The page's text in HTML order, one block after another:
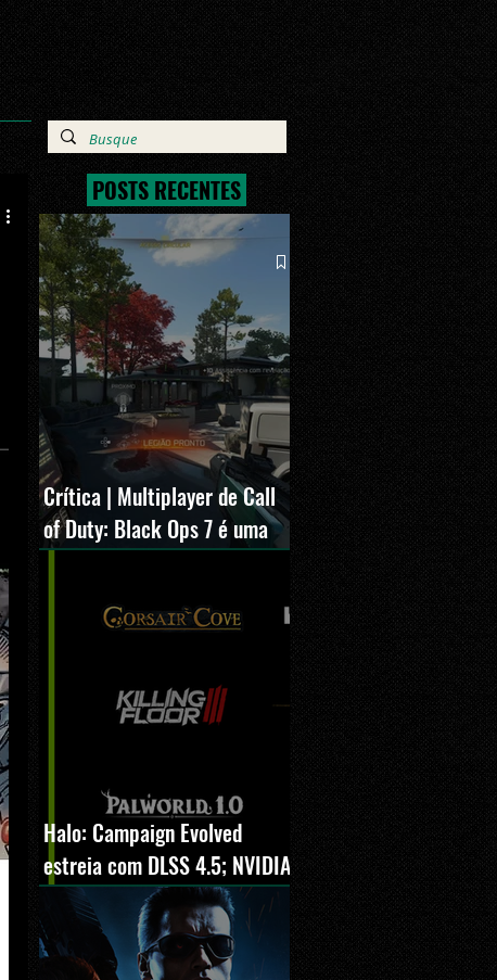
POSTS RECENTES
Crítica | Multiplayer de Call
of Duty: Black Ops 7 é uma
experiência positiva,
Halo: Campaign Evolved
estreia com DLSS 4.5; NVIDIA
lança novo GeForce Game
Ready Driver para grandes
lançamentos